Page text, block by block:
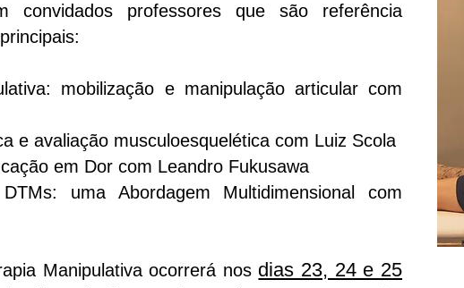
convidados professores que são referência
mobilização e manipulação articular com
e avaliação musculoesquelética com Luiz Scola
em Dor com Leandro Fukusawa
uma Abordagem Multidimensional com
Manipulativa ocorrerá nos dias 23, 24 e 25